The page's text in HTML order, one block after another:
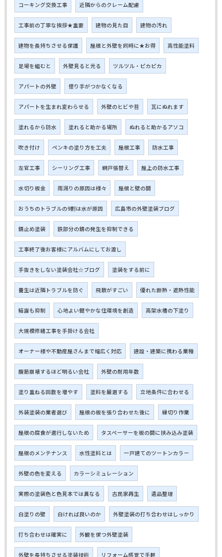
コーキング交換工事 近隣からのクレーム配慮
工事前の丁寧な挨拶★重要 建物の見た目 建物の汚れ
建物を長持ちさせる保護 屋根と外壁を同時に★お得 高性能塗料
足場を組むと 外壁見ると光る ツルツル・ピカピカ
アパートの外壁 借り手がつかなくなる
アパートを生まれ変わらせる 外壁のヒビや苔 瓦にぬれます
塗れるから防水 塗れると助かる場所 ぬれると助かるアソコ
吹き付け ペンキの塗り方を工夫 屋根工事 防水工事
左官工事 シーリング工事 網戸張替え 屋上の防水工事
水切り板金 雨漏りの原因は様々 屋根と壁の間
おうちのトラブルの9割は水が原因 広島市の外壁塗装ブログ
錆止め塗装 鉄部分の錆の発生を抑制できる
工事終了後お客様にアルバムにしてお渡し
手抜きをしない塗装会社☆ブログ 塗装をする前に
養生は近隣トラブルを防ぐ 飛散がすごい 優れた断熱・遮熱性能
結露も抑制 心地よい健やかな住環境を創造 高架水槽の下塗り
大規模修繕工事を手掛ける会社
オーナー様や不動産屋さんまで幅広く対応 建設・建築に携わる業種
腹筋崩壊するほど明るい会社 外壁の耐用年数
塗り重ねる回数を増やす 塗料を厳選する 立地条件に合わせる
外装塗装の業者選び 屋根の板を張り合わせた後に 縁切り作業
屋根の腐食が進行しないため タスペーサーを板の間に挟み込み塗装
屋根のメンテナンス 水性塗料とは 一戸建てのツートンカラー
外壁の色を変える カラーシミュレーション
実際の塗装色と色見本では異なる 古民家再生 遺品整理
白塗りの壁 白ければ良いのか 外壁塗装の打ち合わせはしっかり
打ち合わせは確実に 外観を保つ外壁塗装
外壁を長持ちさせる塗装技術 リフォーム感覚で手軽